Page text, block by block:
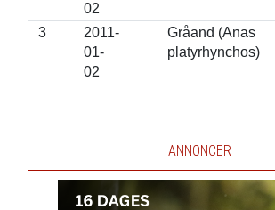
02
3
2011-
01-
02
Gråand (Anas
platyrhynchos)
ANNONCER